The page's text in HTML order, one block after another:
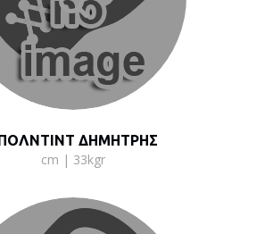
ΔΗΜΗΤΡΗΣ
cm | 33kgr